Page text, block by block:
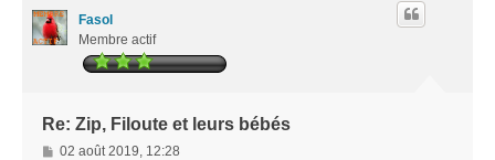
Fasol
Membre actif
Re: Zip, Filoute et leurs bébés
M
02 août 2019, 12:28